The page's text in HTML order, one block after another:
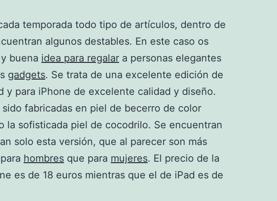
temporada todo tipo de artículos, dentro de
algunos destables. En este caso os
buena idea para regalar a personas elegantes
gadgets. Se trata de una excelente edición de
y para iPhone de excelente calidad y diseño.
sido fabricadas en piel de becerro de color
la sofisticada piel de cocodrilo. Se encuentran
solo esta versión, que al parecer son más
hombres que para mujeres. El precio de la
es de 18 euros mientras que el de iPad es de